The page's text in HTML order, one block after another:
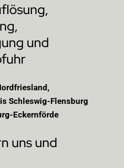
und
Schleswig-Flensburg
Eckernförde
uns und